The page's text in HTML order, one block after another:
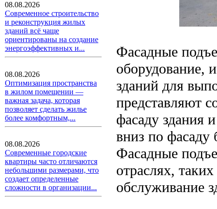
08.08.2026
Современное строительство
и реконструкция жилых
зданий всё чаще
ориентированы на создание
энергоэффективных и...
08.08.2026
Оптимизация пространства
в жилом помещении —
важная задача, которая
позволяет сделать жилье
более комфортным,...
08.08.2026
Современные городские
квартиры часто отличаются
небольшими размерами, что
создает определенные
сложности в организации...
Фасадные
оборудование,
зданий для
представляют
фасаду здания
вниз по
Фасадные
отраслях,
обслуживание